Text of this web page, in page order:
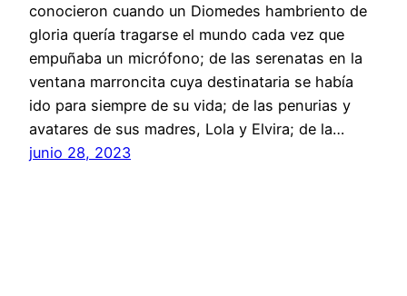
conocieron cuando un Diomedes hambriento de
gloria quería tragarse el mundo cada vez que
empuñaba un micrófono; de las serenatas en la
ventana marroncita cuya destinataria se había
ido para siempre de su vida; de las penurias y
avatares de sus madres, Lola y Elvira; de la…
junio 28, 2023